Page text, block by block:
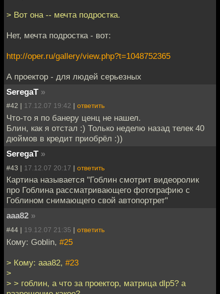
> Вот она -- мечта подростка.
Нет, мечта подростка - вот:
http://oper.ru/gallery/view.php?t=1048752365
А проектор - для людей серьезных
SeregaT »
#42 | 17.12.07 19:42 | ответить
Что-то я по банеру ценц не нашел.
Блин, как я отстал :) Только неделю назад телек 40
дюймов в кредит приобрёл :))
SeregaT »
#43 | 17.12.07 20:17 | ответить
Картина называется "Гоблин смотрит видеоролик
про Гоблина рассматривающего фотографию с
Гоблином снимающего свой автопортрет"
aaa82 »
#44 | 19.12.07 21:35 | ответить
Кому: Goblin, #25
> Кому: aaa82, #23
>
> > гоблин, а что за проектор, матрица dlp5? а